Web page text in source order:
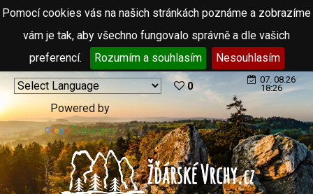
Pomocí cookies vás na našich stránkách poznáme a zobrazíme
vám je tak, aby všechno fungovalo správně a dle vašich
preferencí.
Rozumím a souhlasím Nesouhlasím
Powered by
Translate
0
07. 08.26
18:26